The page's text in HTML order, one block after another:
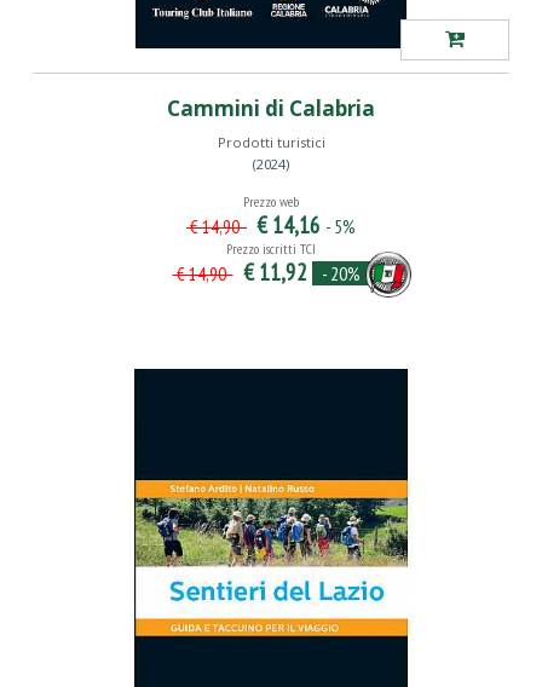
Cammini di Calabria
Prodotti turistici
(2024)
Prezzo web
€ 14,90 € 14,16 - 5%
Prezzo iscritti TCI
€ 14,90 € 11,92 - 20%